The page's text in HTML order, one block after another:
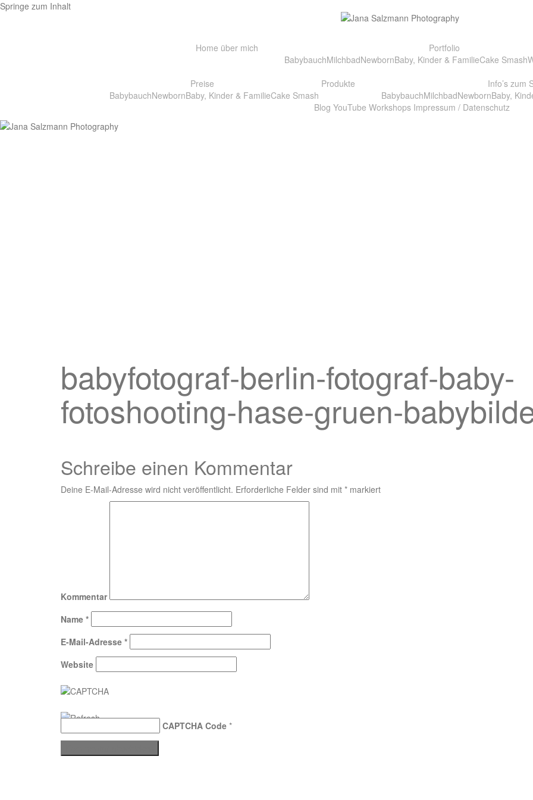
Springe zum Inhalt
Home über mich
Portfolio
BabybauchMilchbadNewbornBaby, Kinder & FamilieCake Smash
Preise
BabybauchNewbornBaby, Kinder & FamilieCake Smash
Produkte
Info’s zum
BabybauchMilchbadNewbornBaby,
Blog YouTube Workshops Impressum / Datenschutz
babyfotograf-berlin-fotograf-baby-
fotoshooting-hase-gruen-
Schreibe einen Kommentar
Deine E-Mail-Adresse wird nicht veröffentlicht. Erforderliche Felder sind mit * markiert
Kommentar
Name *
E-Mail-Adresse *
Website
CAPTCHA Code *